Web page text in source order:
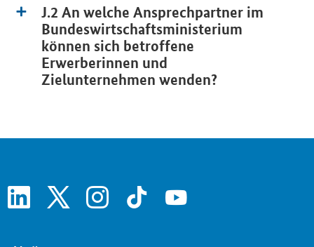
J.2 An welche Ansprechpartner im
Bundeswirtschaftsministerium
können sich betroffene
Erwerberinnen und
Zielunternehmen wenden?
linkedin instagram tiktok youtube